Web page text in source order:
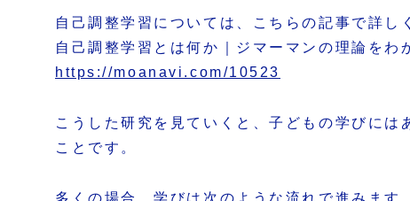
自己調整学習については、こちらの記事で詳し
自己調整学習とは何か｜ジマーマンの理論を
https://moanavi.com/10523
こうした研究を見ていくと、子どもの学びに
ことです。
多くの場合、学びは次のような流れで進みます。